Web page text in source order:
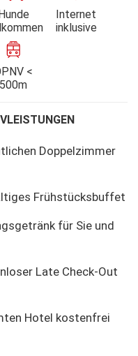
Internet
inklusive
<
500m
Doppelzimmer
Frühstücksbuffet
für Sie und
Late Check-Out
Hotel kostenfrei